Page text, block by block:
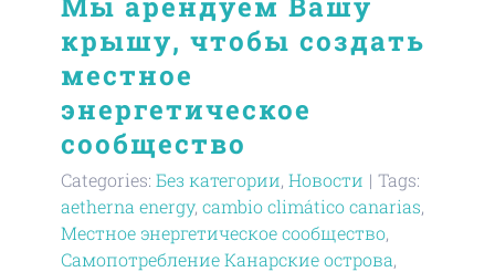
крышу, чтобы создать
местное
энергетическое
сообщество
Categories: Без категории, Новости | Tags:
aetherna energy, cambio climático canarias,
Местное энергетическое сообщество,
Самопотребление Канарские острова,